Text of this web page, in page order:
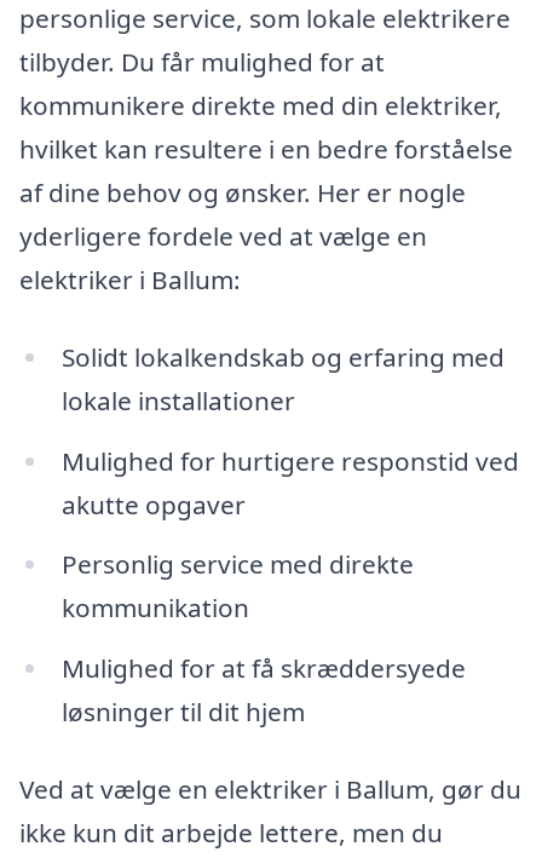
personlige service, som lokale elektrikere
tilbyder. Du får mulighed for at
kommunikere direkte med din elektriker,
hvilket kan resultere i en bedre forståelse
af dine behov og ønsker. Her er nogle
yderligere fordele ved at vælge en
elektriker i Ballum:
Solidt lokalkendskab og erfaring med
lokale installationer
Mulighed for hurtigere responstid ved
akutte opgaver
Personlig service med direkte
kommunikation
Mulighed for at få skræddersyede
løsninger til dit hjem
Ved at vælge en elektriker i Ballum, gør du
ikke kun dit arbejde lettere, men du